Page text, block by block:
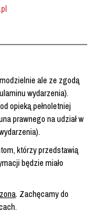
ale ze zgodą
wydarzenia).
opieką pełnoletniej
prawnego na udział w
którzy przedstawią
będzie miało
. Zachęcamy do